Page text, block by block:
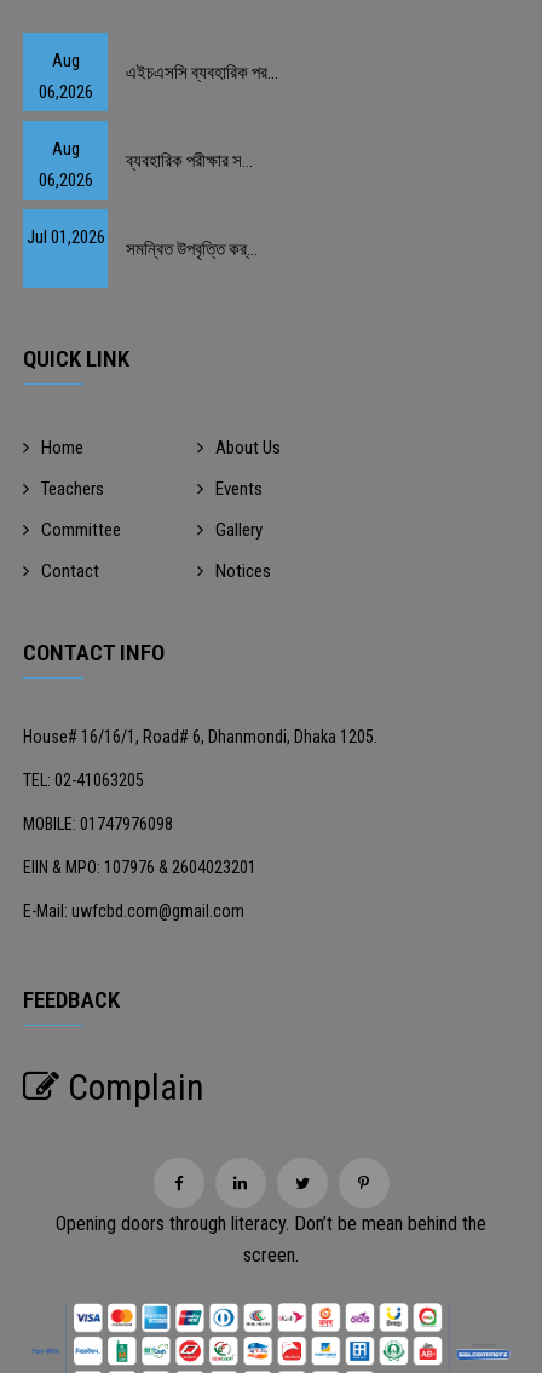
Aug
06,2026
এইচএসসি ব্যবহারিক পর...
Aug
06,2026
ব্যবহারিক পরীক্ষার স...
Jul 01,2026
সমন্বিত উপবৃত্তি কর্...
QUICK LINK
Home
About Us
Teachers
Events
Committee
Gallery
Contact
Notices
CONTACT INFO
House# 16/16/1, Road# 6, Dhanmondi, Dhaka 1205.
TEL: 02-41063205
MOBILE: 01747976098
EIIN & MPO: 107976 & 2604023201
E-Mail: uwfcbd.com@gmail.com
FEEDBACK
Complain
Opening doors through literacy. Don’t be mean behind the
screen.